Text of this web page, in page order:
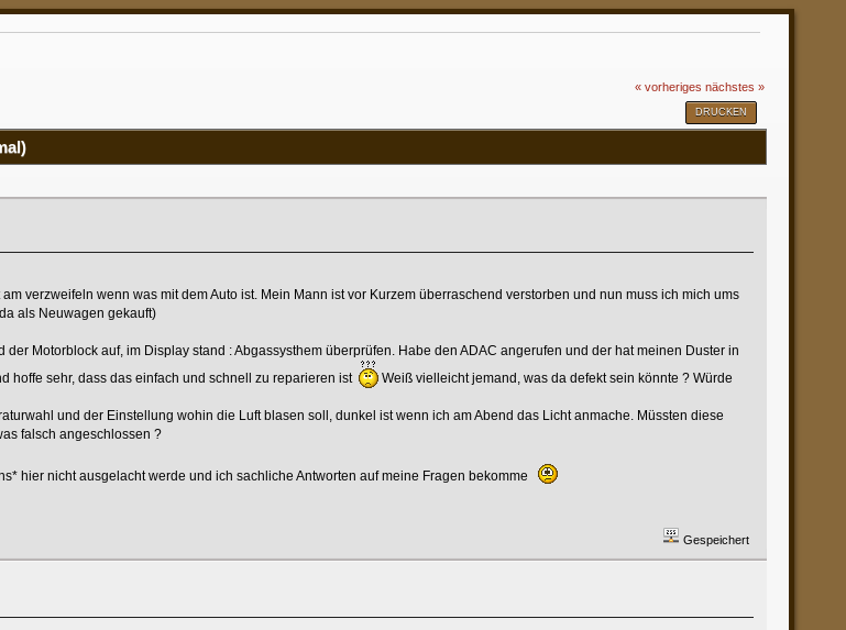
« vorheriges nächstes »
DRUCKEN
verzweifeln wenn was mit dem Auto ist. Mein Mann ist vor Kurzem überraschend verstorben und nun muss ich mich ums
als Neuwagen gekauft)
Motorblock auf, im Display stand : Abgassysthem überprüfen. Habe den ADAC angerufen und der hat meinen Duster in
hoffe sehr, dass das einfach und schnell zu reparieren ist
Weiß vielleicht jemand, was da defekt sein könnte ? Würde
und der Einstellung wohin die Luft blasen soll, dunkel ist wenn ich am Abend das Licht anmache. Müssten diese
falsch angeschlossen ?
hier nicht ausgelacht werde und ich sachliche Antworten auf meine Fragen bekomme
Gespeichert